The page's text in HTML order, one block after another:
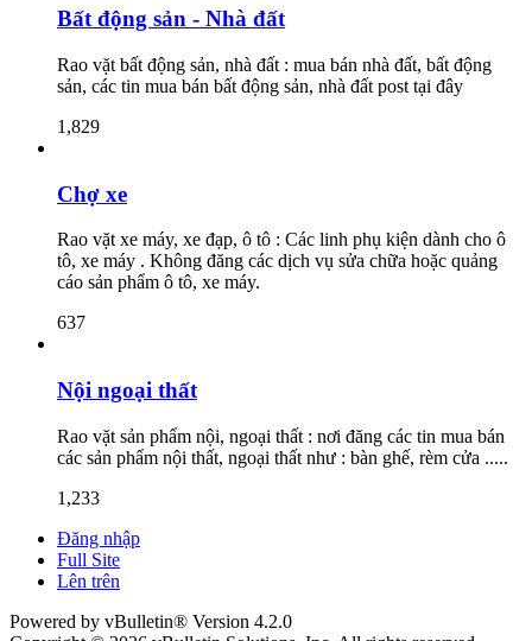
Bất động sản - Nhà đất
Rao vặt bất động sản, nhà đất : mua bán nhà đất, bất động
sản, các tin mua bán bất động sản, nhà đất post tại đây
1,829
Chợ xe
Rao vặt xe máy, xe đạp, ô tô : Các linh phụ kiện dành cho ô
tô, xe máy . Không đăng các dịch vụ sửa chữa hoặc quảng
cáo sản phẩm ô tô, xe máy.
637
Nội ngoại thất
Rao vặt sản phẩm nội, ngoại thất : nơi đăng các tin mua bán
các sản phẩm nội thất, ngoại thất như : bàn ghế, rèm cửa .....
1,233
Đăng nhập
Full Site
Lên trên
Powered by vBulletin® Version 4.2.0